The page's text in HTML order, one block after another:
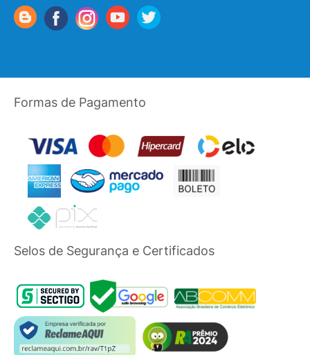
Formas de Pagamento
Selos de Segurança e Certificados